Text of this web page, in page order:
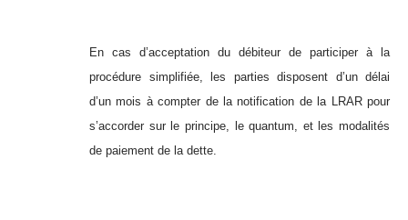
En cas d’acceptation du débiteur de participer à la
procédure simplifiée, les parties disposent d’un délai
d’un mois à compter de la notification de la LRAR pour
s’accorder sur le principe, le quantum, et les modalités
de paiement de la dette.